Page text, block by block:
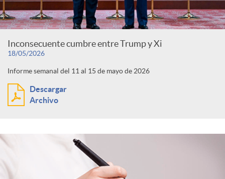
Inconsecuente cumbre entre Trump y Xi
18/05/2026
Informe semanal del 11 al 15 de mayo de 2026
Descargar
Archivo